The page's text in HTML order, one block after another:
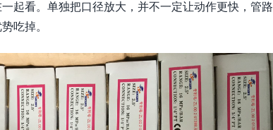
起看。单独把口径放大，并不一定让动作更快，管路
吃掉。